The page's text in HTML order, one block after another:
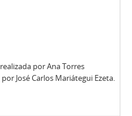
por Ana Torres
José Carlos Mariátegui Ezeta.